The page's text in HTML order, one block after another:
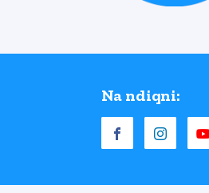
Na ndiqni: